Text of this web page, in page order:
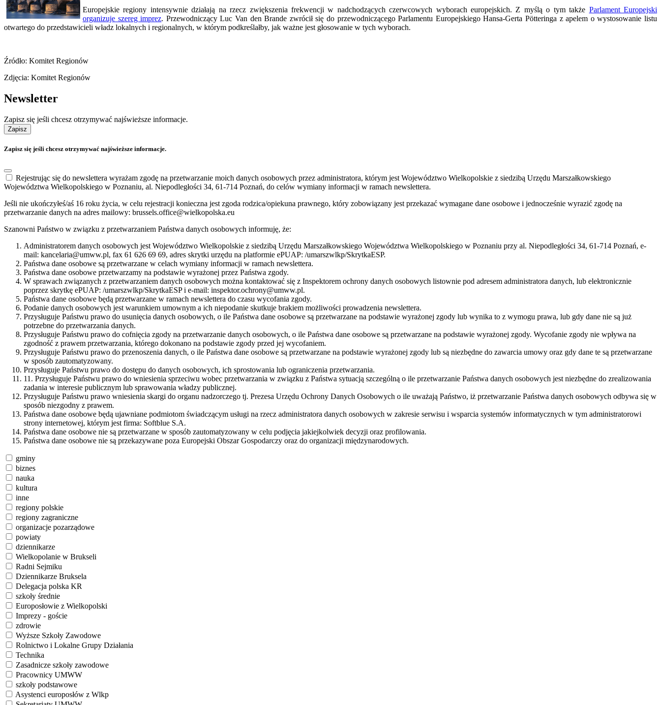
Europejskie regiony intensywnie działają na rzecz zwiększenia frekwencji w nadchodzących czerwcowych wyborach europejskich. Z myślą o tym także Parlament Europejski
organizuje szereg imprez. Przewodniczący Luc Van den Brande zwrócił się do przewodniczącego Parlamentu Europejskiego Hansa-Gerta Pötteringa z apelem o wystosowanie listu
otwartego do przedstawicieli władz lokalnych i regionalnych, w którym podkreślałby, jak ważne jest głosowanie w tych wyborach.
Źródło: Komitet Regionów
Zdjęcia: Komitet Regionów
Newsletter
Zapisz się jeśli chcesz otrzymywać najświeższe informacje.
Zapisz
Zapisz się jeśli chcesz otrzymywać najświeższe informacje.
Rejestrując się do newslettera wyrażam zgodę na przetwarzanie moich danych osobowych przez administratora, którym jest Województwo Wielkopolskie z siedzibą Urzędu Marszałkowskiego
Województwa Wielkopolskiego w Poznaniu, al. Niepodległości 34, 61-714 Poznań, do celów wymiany informacji w ramach newslettera.
Jeśli nie ukończyłeś/aś 16 roku życia, w celu rejestracji konieczna jest zgoda rodzica/opiekuna prawnego, który zobowiązany jest przekazać wymagane dane osobowe i jednocześnie wyrazić zgodę na
przetwarzanie danych na adres mailowy: brussels.office@wielkopolska.eu
Szanowni Państwo w związku z przetwarzaniem Państwa danych osobowych informuję, że:
Administratorem danych osobowych jest Województwo Wielkopolskie z siedzibą Urzędu Marszałkowskiego Województwa Wielkopolskiego w Poznaniu przy al. Niepodległości 34, 61-714 Poznań, e-
mail: kancelaria@umww.pl, fax 61 626 69 69, adres skrytki urzędu na platformie ePUAP: /umarszwlkp/SkrytkaESP.
Państwa dane osobowe są przetwarzane w celach wymiany informacji w ramach newslettera.
Państwa dane osobowe przetwarzamy na podstawie wyrażonej przez Państwa zgody.
W sprawach związanych z przetwarzaniem danych osobowych można kontaktować się z Inspektorem ochrony danych osobowych listownie pod adresem administratora danych, lub elektronicznie
poprzez skrytkę ePUAP: /umarszwlkp/SkrytkaESP i e-mail: inspektor.ochrony@umww.pl.
Państwa dane osobowe będą przetwarzane w ramach newslettera do czasu wycofania zgody.
Podanie danych osobowych jest warunkiem umownym a ich niepodanie skutkuje brakiem możliwości prowadzenia newslettera.
Przysługuje Państwu prawo do usunięcia danych osobowych, o ile Państwa dane osobowe są przetwarzane na podstawie wyrażonej zgody lub wynika to z wymogu prawa, lub gdy dane nie są już
potrzebne do przetwarzania danych.
Przysługuje Państwu prawo do cofnięcia zgody na przetwarzanie danych osobowych, o ile Państwa dane osobowe są przetwarzane na podstawie wyrażonej zgody. Wycofanie zgody nie wpływa na
zgodność z prawem przetwarzania, którego dokonano na podstawie zgody przed jej wycofaniem.
Przysługuje Państwu prawo do przenoszenia danych, o ile Państwa dane osobowe są przetwarzane na podstawie wyrażonej zgody lub są niezbędne do zawarcia umowy oraz gdy dane te są przetwarzane
w sposób zautomatyzowany.
Przysługuje Państwu prawo do dostępu do danych osobowych, ich sprostowania lub ograniczenia przetwarzania.
11. Przysługuje Państwu prawo do wniesienia sprzeciwu wobec przetwarzania w związku z Państwa sytuacją szczególną o ile przetwarzanie Państwa danych osobowych jest niezbędne do zrealizowania
zadania w interesie publicznym lub sprawowania władzy publicznej.
Przysługuje Państwu prawo wniesienia skargi do organu nadzorczego tj. Prezesa Urzędu Ochrony Danych Osobowych o ile uważają Państwo, iż przetwarzanie Państwa danych osobowych odbywa się w
sposób niezgodny z prawem.
Państwa dane osobowe będą ujawniane podmiotom świadczącym usługi na rzecz administratora danych osobowych w zakresie serwisu i wsparcia systemów informatycznych w tym administratorowi
strony internetowej, którym jest firma: Softblue S.A.
Państwa dane osobowe nie są przetwarzane w sposób zautomatyzowany w celu podjęcia jakiejkolwiek decyzji oraz profilowania.
Państwa dane osobowe nie są przekazywane poza Europejski Obszar Gospodarczy oraz do organizacji międzynarodowych.
gminy
biznes
nauka
kultura
inne
regiony polskie
regiony zagraniczne
organizacje pozarządowe
powiaty
dziennikarze
Wielkopolanie w Brukseli
Radni Sejmiku
Dziennikarze Bruksela
Delegacja polska KR
szkoły średnie
Europosłowie z Wielkopolski
Imprezy - goście
zdrowie
Wyższe Szkoły Zawodowe
Rolnictwo i Lokalne Grupy Działania
Technika
Zasadnicze szkoły zawodowe
Pracownicy UMWW
szkoły podstawowe
Asystenci europosłów z Wlkp